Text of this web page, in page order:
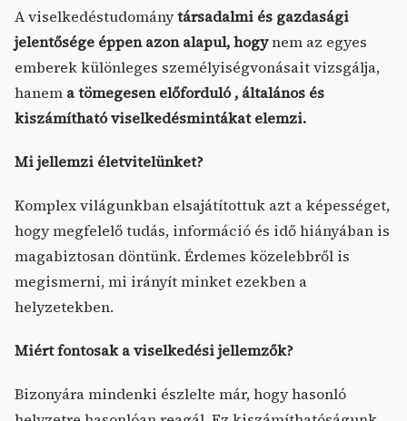
A viselkedéstudománytársadalmi és gazdasági
jelentősége éppen azon alapul, hogynem az egyes
emberek különleges személyiségvonásait vizsgálja,
hanem a tömegesen előforduló , általános és
kiszámítható viselkedésmintákat elemzi.
Mi jellemzi életvitelünket?
Komplex világunkban elsajátítottuk azt a képességet,
hogy megfelelő tudás, információ és idő hiányában is
magabiztosan döntünk. Érdemes közelebbről is
megismerni, mi irányít minket ezekben a
helyzetekben.
Miért fontosak a viselkedési jellemzők?
Bizonyára mindenki észlelte már, hogy hasonló